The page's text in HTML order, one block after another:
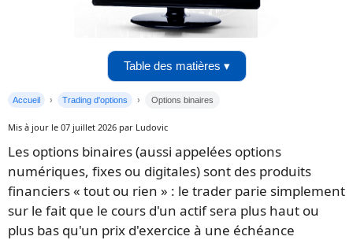
Table des matières ▾
Accueil Trading d'options Options binaires
Mis à jour le 07 juillet 2026 par Ludovic
Les options binaires (aussi appelées options
numériques, fixes ou digitales) sont des produits
financiers « tout ou rien » : le trader parie simplement
sur le fait que le cours d'un actif sera plus haut ou
plus bas qu'un prix d'exercice à une échéance